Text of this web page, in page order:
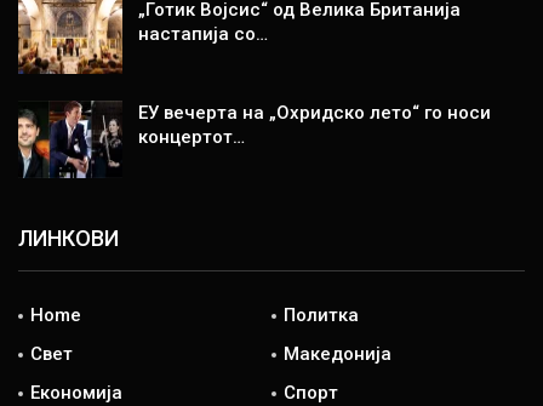
„Готик Војсис“ од Велика Британија
настапија со…
ЕУ вечерта на „Охридско лето“ го носи
концертот…
ЛИНКОВИ
Home
Политка
Свет
Македонија
Економија
Спорт